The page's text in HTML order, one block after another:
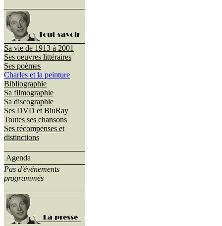
Sa vie de 1913 à 2001
Ses oeuvres littéraires
Ses poèmes
Charles et la peinture
Bibliographie
Sa filmographie
Sa discographie
Ses DVD et BluRay
Toutes ses chansons
Ses récompenses et
distinctions
Agenda
Pas d'événements
programmés